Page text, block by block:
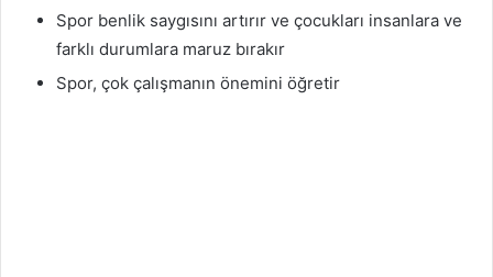
Spor benlik saygısını artırır ve çocukları insanlara ve
farklı durumlara maruz bırakır
Spor, çok çalışmanın önemini öğretir